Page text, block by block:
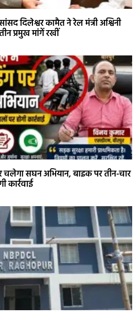
दिलेश्वर कामैत ने रेल मंत्री अश्विनी
प्रमुख मांगें रखीं
चलेगा सघन अभियान, बाइक पर तीन-चार
कार्रवाई